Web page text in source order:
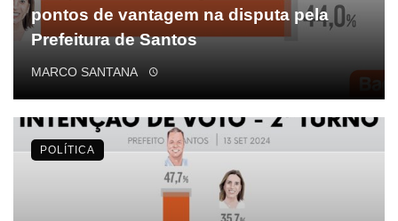
pontos de vantagem na disputa pela
Prefeitura de Santos
MARCO SANTANA
POLÍTICA